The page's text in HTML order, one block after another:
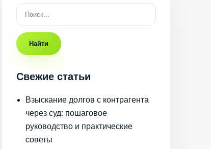
Найти
Свежие статьи
Взыскание долгов с контрагента
через суд: пошаговое
руководство и практические
советы